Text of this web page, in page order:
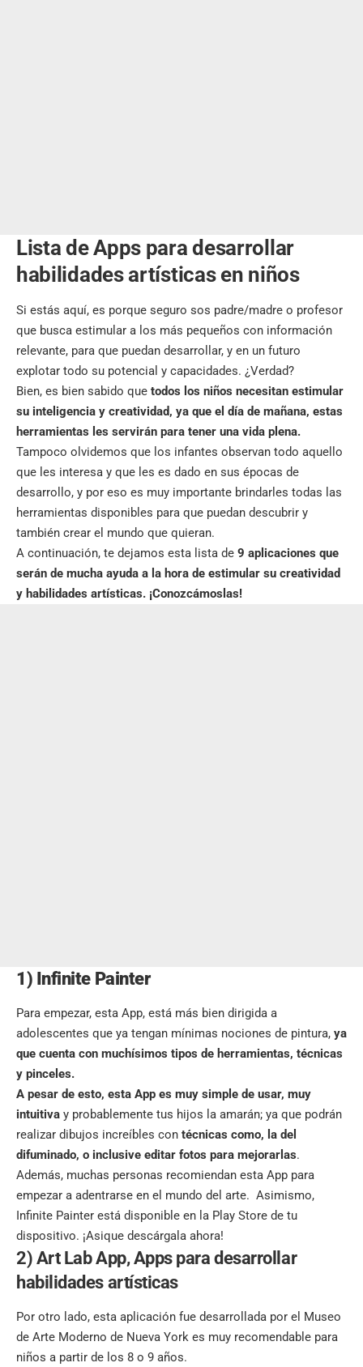
Lista de Apps para desarrollar
habilidades artísticas en niños
Si estás aquí, es porque seguro sos padre/madre o profesor
que busca estimular a los más pequeños con información
relevante, para que puedan desarrollar, y en un futuro
explotar todo su potencial y capacidades. ¿Verdad?
Bien, es bien sabido que todos los niños necesitan estimular
su inteligencia y creatividad, ya que el día de mañana, estas
herramientas les servirán para tener una vida plena.
Tampoco olvidemos que los infantes observan todo aquello
que les interesa y que les es dado en sus épocas de
desarrollo, y por eso es muy importante brindarles todas las
herramientas disponibles para que puedan descubrir y
también crear el mundo que quieran.
A continuación, te dejamos esta lista de 9 aplicaciones que
serán de mucha ayuda a la hora de estimular su creatividad
y habilidades artísticas. ¡Conozcámoslas!
1) Infinite Painter
Para empezar, esta App, está más bien dirigida a
adolescentes que ya tengan mínimas nociones de pintura, ya
que cuenta con muchísimos tipos de herramientas, técnicas
y pinceles.
A pesar de esto, esta App es muy simple de usar, muy
intuitiva y probablemente tus hijos la amarán; ya que podrán
realizar dibujos increíbles con técnicas como, la del
difuminado, o inclusive editar fotos para mejorarlas.
Además, muchas personas recomiendan esta App para
empezar a adentrarse en el mundo del arte. Asimismo,
Infinite Painter está disponible en la Play Store de tu
dispositivo. ¡Asique descárgala ahora!
2) Art Lab App, Apps para desarrollar
habilidades artísticas
Por otro lado, esta aplicación fue desarrollada por el Museo
de Arte Moderno de Nueva York es muy recomendable para
niños a partir de los 8 o 9 años.